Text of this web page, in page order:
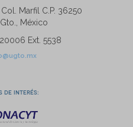
Marfil C.P. 36250
México
Ext. 5538
de interés: